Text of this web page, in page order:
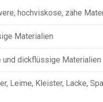
hochviskose, zähe
Materialien
und dickflüssige Materialien
Leime, Kleister, Lacke,